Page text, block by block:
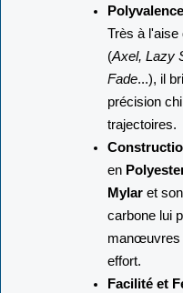
Très à
(Axel, Lazy
Fade...), il
précision
trajectoires.
en
Mylaret son
carbone lui
manœuvres
effort.
Facilité et